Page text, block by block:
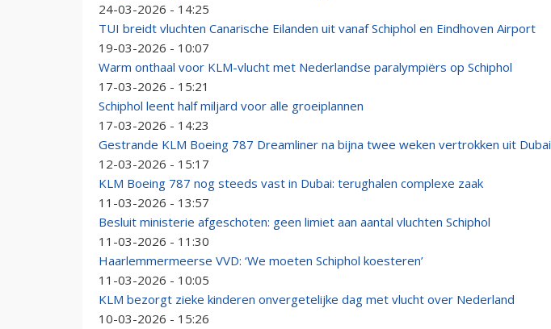
24-03-2026 - 14:25
TUI breidt vluchten Canarische Eilanden uit vanaf Schiphol en Eindhoven Airport
19-03-2026 - 10:07
Warm onthaal voor KLM-vlucht met Nederlandse paralympiërs op Schiphol
17-03-2026 - 15:21
Schiphol leent half miljard voor alle groeiplannen
17-03-2026 - 14:23
Gestrande KLM Boeing 787 Dreamliner na bijna twee weken vertrokken uit Dubai
12-03-2026 - 15:17
KLM Boeing 787 nog steeds vast in Dubai: terughalen complexe zaak
11-03-2026 - 13:57
Besluit ministerie afgeschoten: geen limiet aan aantal vluchten Schiphol
11-03-2026 - 11:30
Haarlemmermeerse VVD: ‘We moeten Schiphol koesteren’
11-03-2026 - 10:05
KLM bezorgt zieke kinderen onvergetelijke dag met vlucht over Nederland
10-03-2026 - 15:26